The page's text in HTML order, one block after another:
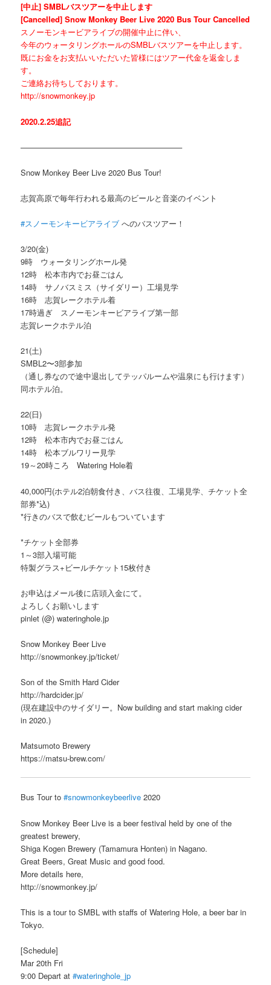
[中止] SMBLバスツアーを中止します
[Cancelled] Snow Monkey Beer Live 2020 Bus Tour Cancelled
スノーモンキービアライブの開催中止に伴い、
今年のウォータリングホールのSMBLバスツアーを中止します。
既にお金をお支払いいただいた皆様にはツアー代金を返金しま
す。
ご連絡お待ちしております。
http://snowmonkey.jp
2020.2.25追記
————————————————————–
Snow Monkey Beer Live 2020 Bus Tour!
志賀高原で毎年行われる最高のビールと音楽のイベント
#スノーモンキービアライブ へのバスツアー！
3/20(金)
9時 ウォータリングホール発
12時 松本市内でお昼ごはん
14時 サノバスミス（サイダリー）工場見学
16時 志賀レークホテル着
17時過ぎ スノーモンキービアライブ第一部
志賀レークホテル泊
21(土)
SMBL2〜3部参加
（通し券なので途中退出してテッパルームや温泉にも行けます）
同ホテル泊。
22(日)
10時 志賀レークホテル発
12時 松本市内でお昼ごはん
14時 松本ブルワリー見学
19～20時ころ Watering Hole着
40,000円(ホテル2泊朝食付き、バス往復、工場見学、チケット全
部券*込)
*行きのバスで飲むビールもついています
*チケット全部券
1～3部入場可能
特製グラス+ビールチケット15枚付き
お申込はメール後に店頭入金にて。
よろしくお願いします
pinlet (@) wateringhole.jp
Snow Monkey Beer Live
http://snowmonkey.jp/ticket/
Son of the Smith Hard Cider
http://hardcider.jp/
(現在建設中のサイダリー。Now building and start making cider
in 2020.)
Matsumoto Brewery
https://matsu-brew.com/
Bus Tour to#snowmonkeybeerlive 2020
Snow Monkey Beer Live is a beer festival held by one of the
greatest brewery,
Shiga Kogen Brewery (Tamamura Honten) in Nagano.
Great Beers, Great Music and good food.
More details here,
http://snowmonkey.jp/
This is a tour to SMBL with staffs of Watering Hole, a beer bar in
Tokyo.
[Schedule]
Mar 20th Fri
9:00 Depart at#wateringhole_jp